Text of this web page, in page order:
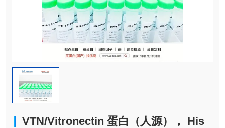
VTN/Vitronectin 蛋白（人源）， His